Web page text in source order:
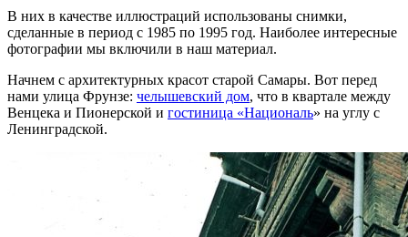
В них в качестве иллюстраций использованы снимки,
сделанные в период с 1985 по 1995 год. Наиболее интересные
фотографии мы включили в наш материал.
Начнем с архитектурных красот старой Самары. Вот перед
нами улица Фрунзе: челышевский дом, что в квартале между
Венцека и Пионерской и гостиница «Националь» на углу с
Ленинградской.